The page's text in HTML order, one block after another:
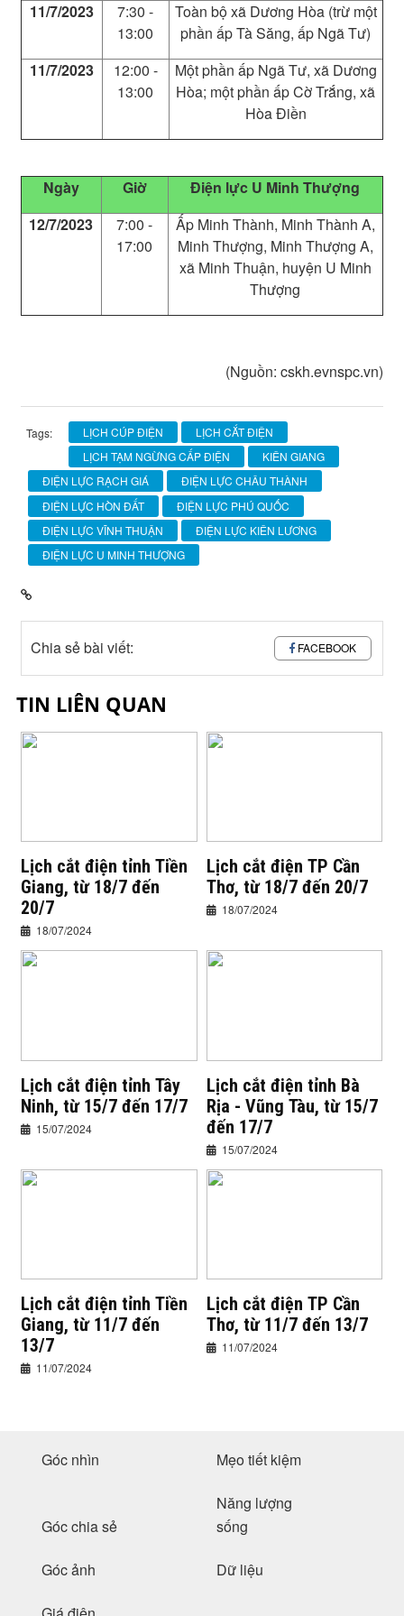
11/7/2023
7:30 -
13:00
Toàn bộ xã Dương Hòa (trừ một
phần ấp Tà Săng, ấp Ngã Tư)
11/7/2023
12:00 -
13:00
Một phần ấp Ngã Tư, xã Dương
Hòa; một phần ấp Cờ Trắng, xã
Hòa Điền
Ngày Giờ
Điện lực U Minh Thượng
12/7/2023
7:00 -
17:00
Ấp Minh Thành, Minh Thành A,
Minh Thượng, Minh Thượng A,
xã Minh Thuận, huyện U Minh
Thượng
(Nguồn: cskh.evnspc.vn)
Tags: LỊCH CÚP ĐIỆN
LỊCH CẮT ĐIỆN
LỊCH TẠM NGỪNG CẤP ĐIỆN
KIÊN GIANG
ĐIỆN LỰC RẠCH GIÁ
ĐIỆN LỰC CHÂU THÀNH
ĐIỆN LỰC HÒN ĐẤT
ĐIỆN LỰC PHÚ QUỐC
ĐIỆN LỰC VĨNH THUẬN
ĐIỆN LỰC KIÊN LƯƠNG
ĐIỆN LỰC U MINH THƯỢNG
Chia sẻ bài viết: FACEBOOK
TIN LIÊN QUAN
Lịch cắt điện tỉnh Tiền
Giang, từ 18/7 đến
20/7
18/07/2024
Lịch cắt điện TP Cần
Thơ, từ 18/7 đến 20/7
18/07/2024
Lịch cắt điện tỉnh Tây
Ninh, từ 15/7 đến 17/7
15/07/2024
Lịch cắt điện tỉnh Bà
Rịa - Vũng Tàu, từ 15/7
đến 17/7
15/07/2024
Lịch cắt điện tỉnh Tiền
Giang, từ 11/7 đến
13/7
11/07/2024
Lịch cắt điện TP Cần
Thơ, từ 11/7 đến 13/7
11/07/2024
Góc nhìn Mẹo tiết kiệm
Góc chia sẻ
Năng lượng
sống
Góc ảnh Dữ liệu